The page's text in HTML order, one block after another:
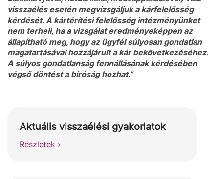
visszaélés esetén megvizsgáljuk a kárfelelősség
kérdését. A kártérítési felelősség intézményünket
nem terheli, ha a vizsgálat eredményeképpen az
állapítható meg, hogy az ügyfél súlyosan gondatlan
magatartásával hozzájárult a kár bekövetkezéséhez.
A súlyos gondatlanság fennállásának kérdésében
végső döntést a bíróság hozhat.”
Aktuális visszaélési gyakorlatok
Részletek ›